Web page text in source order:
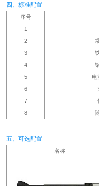
四、标准配置
序号
1
2
3
4
5
电
6
7
8
五、可选配置
名称